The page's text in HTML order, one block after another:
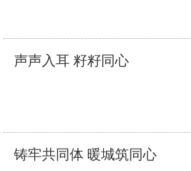
声声入耳 籽籽同心
铸牢共同体 暖城筑同心